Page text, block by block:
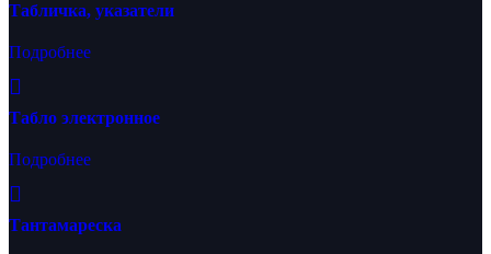
Табличка, указатели
Подробнее
Табло электронное
Подробнее
Тантамареска